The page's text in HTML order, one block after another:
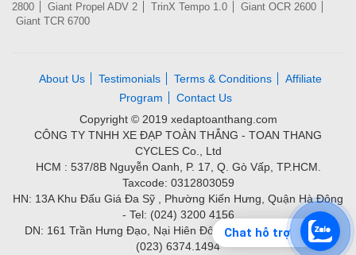
Chat hỗ trợ
2800
Giant Propel ADV 2 TrinX Tempo 1.0
Giant OCR 2600
Giant TCR 6700
About Us Testimonials Terms & Conditions
Affiliate
Program
Contact Us
Copyright © 2019 xedaptoanthang.com
CÔNG TY TNHH XE ĐẠP TOÀN THẮNG - TOAN THANG
CYCLES Co., Ltd
HCM : 537/8B Nguyễn Oanh, P. 17, Q. Gò Vấp, TP.HCM.
Taxcode: 0312803059
HN: 13A Khu Đấu Giá Đa Sỹ , Phường Kiến Hưng, Quận Hà Đông
- Tel: (024) 3200 4156
DN: 161 Trần Hưng Đạo, Nại Hiên Đông, Quận Sơn Trà - Tel:
(023) 6374.1494